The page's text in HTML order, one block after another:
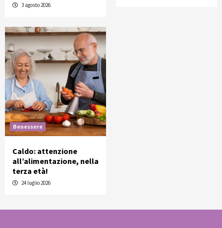
3 agosto 2026
Benessere
Caldo: attenzione
all’alimentazione, nella
terza età!
24 luglio 2026